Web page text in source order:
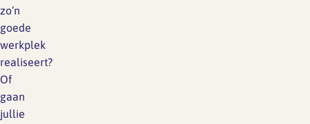
zo’n
goede
werkplek
realiseert?
Of
gaan
jullie